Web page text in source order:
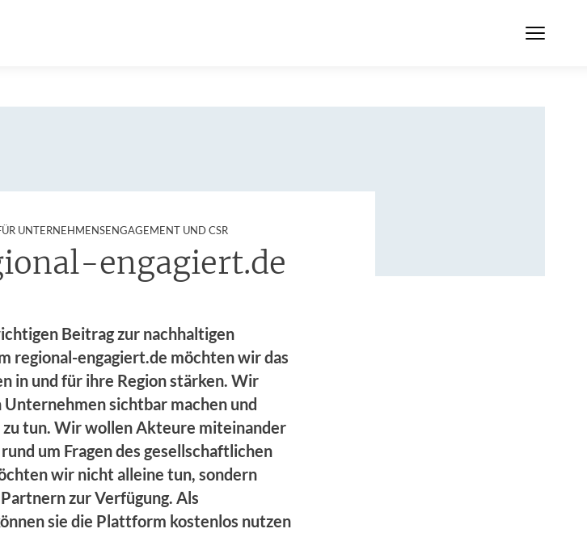
UNTERNEHMENSENGAGEMENT UND CSR:
engagiert.de
Beitrag zur nachhaltigen
regional-engagiert.de möchten wir das
in und für ihre Region stärken. Wir
sichtbar machen und
tun. Wir wollen Akteure miteinander
um Fragen des gesellschaftlichen
wir nicht alleine tun, sondern
zur Verfügung. Als
sie die Plattform kostenlos nutzen